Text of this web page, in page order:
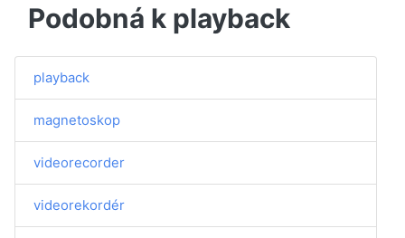
Podobná k playback
playback
magnetoskop
videorecorder
videorekordér